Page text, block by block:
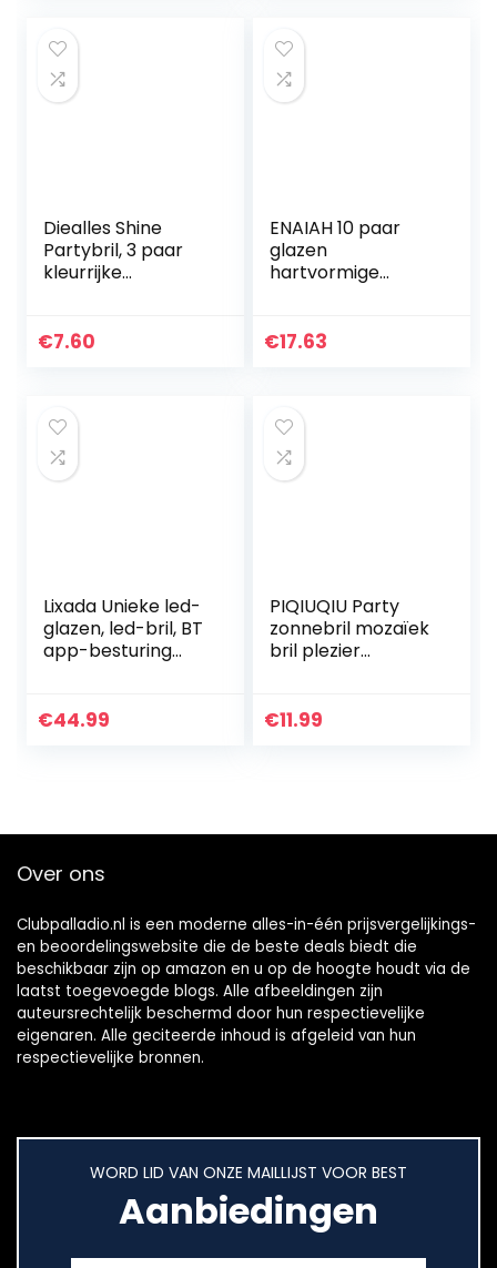
Diealles Shine
Partybril, 3 paar
kleurrijke
Thug Life zonnebril,
€7.60
ENAIAH 10 paar
glazen
hartvormige
retro kostuum, bril,
€17.63
Lixada Unieke led-
glazen, led-bril, BT
app-besturing
zonnebril voor
€44.99
PIQIUQIU Party
zonnebril mozaïek
bril plezier
€11.99
Over ons
Clubpalladio.nl is een moderne alles-in-één prijsvergelijkings-
en beoordelingswebsite die de beste deals biedt die
beschikbaar zijn op amazon en u op de hoogte houdt via de
laatst toegevoegde blogs. Alle afbeeldingen zijn
auteursrechtelijk beschermd door hun respectievelijke
eigenaren. Alle geciteerde inhoud is afgeleid van hun
respectievelijke bronnen.
WORD LID VAN ONZE MAILLIJST VOOR BEST
Aanbiedingen